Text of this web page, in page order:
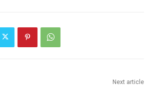
Next article